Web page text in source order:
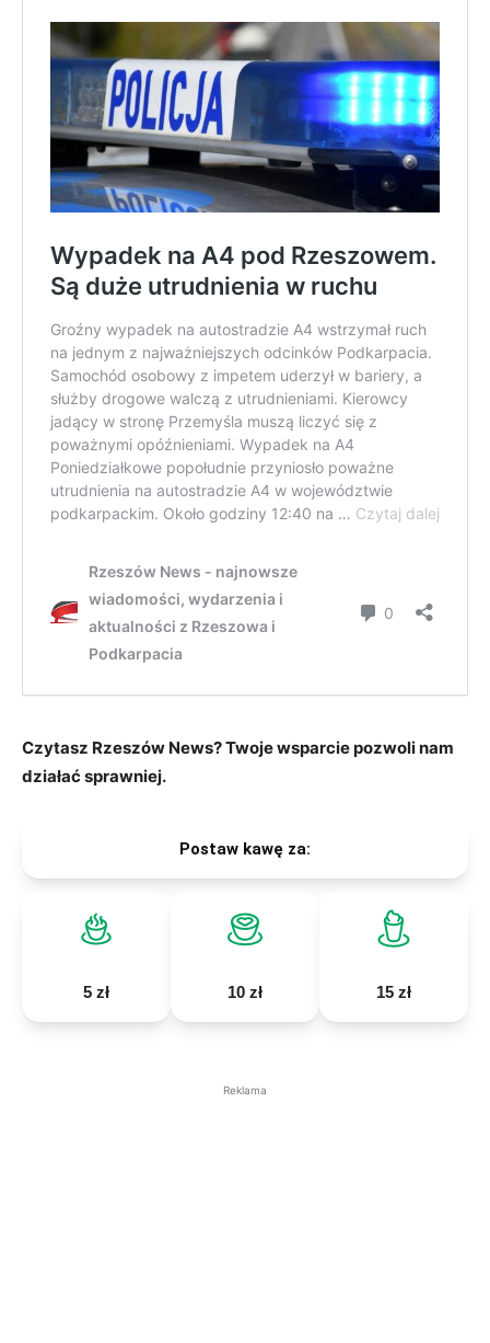
Czytasz Rzeszów News? Twoje wsparcie pozwoli nam
działać sprawniej.
Postaw kawę za:
5 zł 10 zł 15 zł
Reklama